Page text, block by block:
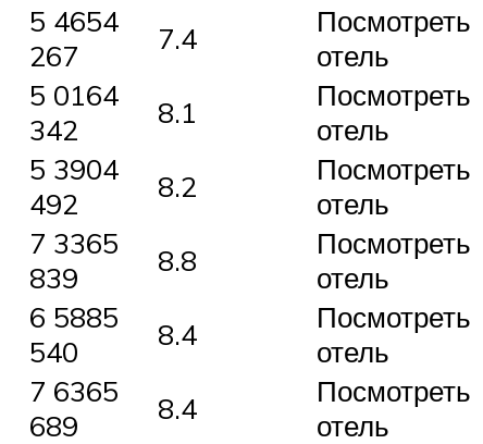
5 4654
267
7.4
Посмотреть
отель
5 0164
342
8.1
Посмотреть
отель
5 3904
492
8.2
Посмотреть
отель
7 3365
839
8.8
Посмотреть
отель
6 5885
540
8.4
Посмотреть
отель
7 6365
689
8.4
Посмотреть
отель